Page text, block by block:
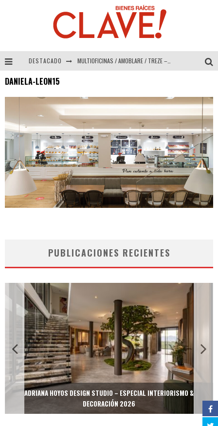
DESTACADO MULTIOFICINAS / AMOBLARE / TREZE – Especial Interiorismo & Decoración 2026
COLINEAL – Especial Interiorismo & Decoración 2026
ADRIANA HOYOS DESIGN STUDIO – Especial Interiorismo & Decoración 2026
DANIELA-LEON15
PUBLICACIONES RECIENTES
ADRIANA HOYOS DESIGN STUDIO – ESPECIAL INTERIORISMO &
DECORACIÓN 2026